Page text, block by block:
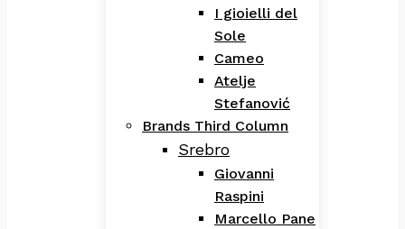
I gioielli del
Sole
Cameo
Atelje
Stefanović
Brands Third Column
Srebro
Giovanni
Raspini
Marcello Pane